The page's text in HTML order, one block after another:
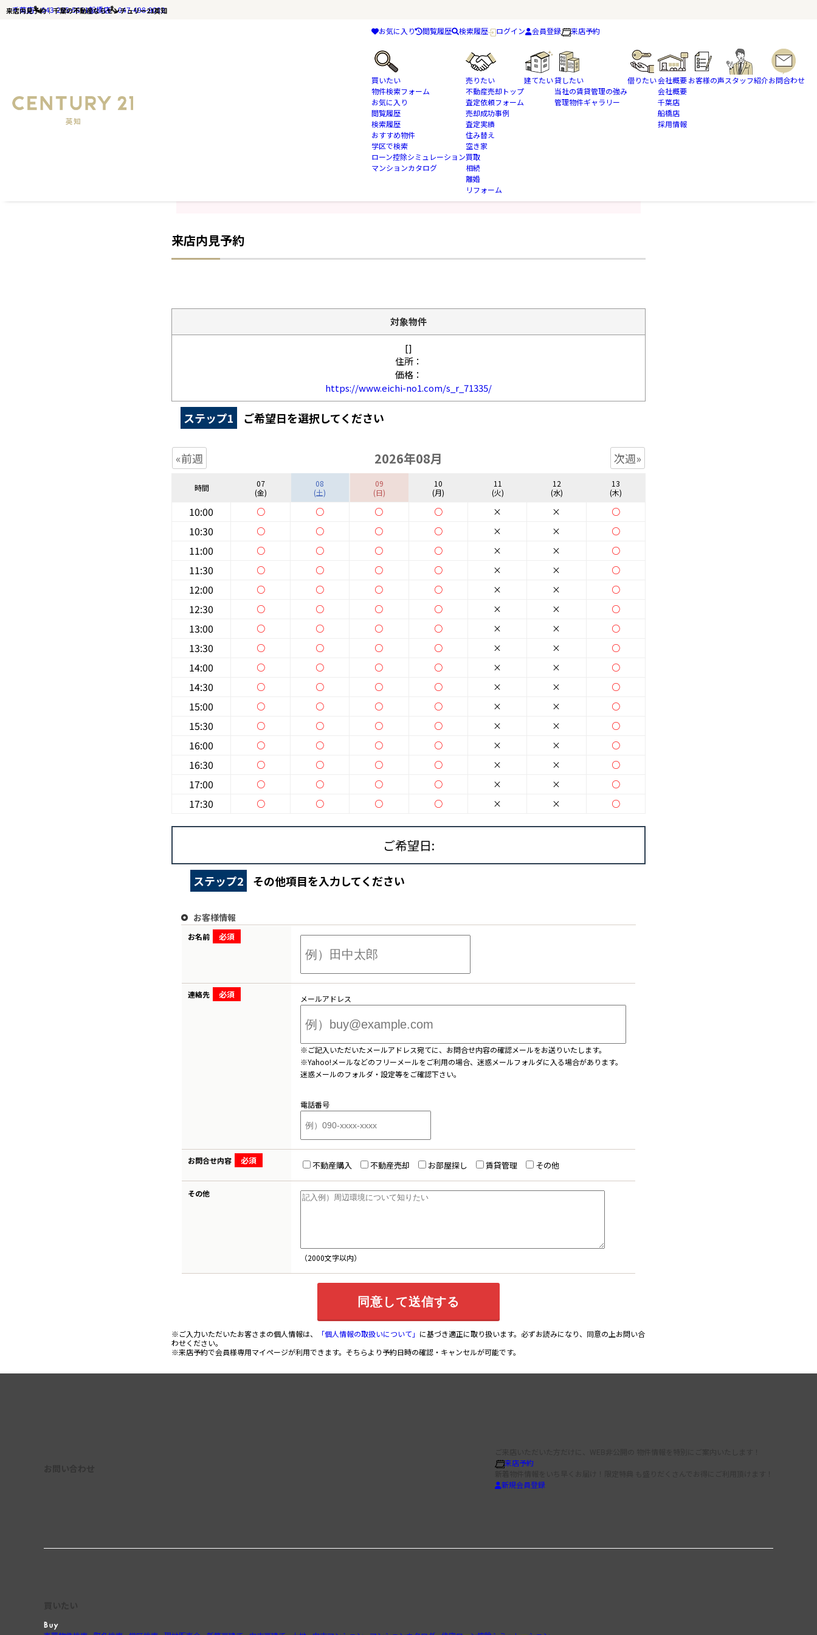
来店内見予約｜千葉の不動産ならセンチュリー21英知
千葉店 043-285-5651船橋店 047-498-9022
お気に入り 閲覧履歴 検索履歴 ログイン 会員登録 来店予約
買いたい
物件検索フォーム
お気に入り
閲覧履歴
検索履歴
おすすめ物件
学区で検索
ローン控除シミュレーション
マンションカタログ
売りたい
不動産売却トップ
査定依頼フォーム
売却成功事例
査定実績
住み替え
空き家
買取
相続
離婚
リフォーム
建てたい貸したい
当社の賃貸管理の強み
管理物件ギャラリー
借りたい会社概要
会社概要
千葉店
船橋店
採用情報
お客様の声スタッフ紹介お問合わせ
※当日のご予約につきましては、お電話にてご連絡ください。
※本フォームの送信はご予約の確定ではございません。確定については、後日担当者よりご案内させていただきます。
来店内見予約
対象物件
[]
住所：
価格：
https://www.eichi-no1.com/s_r_71335/
ステップ1 ご希望日を選択してください
«前週 2026年08月 次週»
時間
10:00
10:30
11:00
11:30
12:00
12:30
13:00
13:30
14:00
14:30
15:00
15:30
16:00
16:30
17:00
17:30
07
(金)
○
○
○
○
○
○
○
○
○
○
○
○
○
○
○
○
08
(土)
○
○
○
○
○
○
○
○
○
○
○
○
○
○
○
○
09
(日)
○
○
○
○
○
○
○
○
○
○
○
○
○
○
○
○
10
(月)
○
○
○
○
○
○
○
○
○
○
○
○
○
○
○
○
11
(火)
×
×
×
×
×
×
×
×
×
×
×
×
×
×
×
×
12
(水)
×
×
×
×
×
×
×
×
×
×
×
×
×
×
×
×
13
(木)
○
○
○
○
○
○
○
○
○
○
○
○
○
○
○
○
ご希望日:
ステップ2 その他項目を入力してください
お客様情報
お名前 必須
連絡先 必須 メールアドレス
※ご記入いただいたメールアドレス宛てに、お問合せ内容の確認メールをお送りいたします。
※Yahoo!メールなどのフリーメールをご利用の場合、迷惑メールフォルダに入る場合があります。
迷惑メールのフォルダ・設定等をご確認下さい。
電話番号
お問合せ内容 必須 不動産購入 不動産売却 お部屋探し 賃貸管理 その他
その他
（2000文字以内）
※ご入力いただいたお客さまの個人情報は、 「個人情報の取扱いについて」 に基づき適正に取り扱います。必ずお読みになり、同意の上お問い合
わせください。
※来店予約で会員様専用マイページが利用できます。そちらより予約日時の確認・キャンセルが可能です。
来店予約
新規会員登録